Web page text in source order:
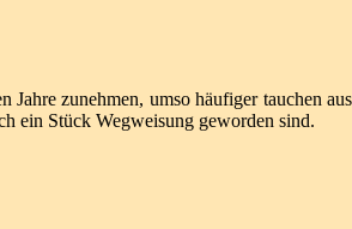
zunehmen, umso häufiger tauchen
ein Stück Wegweisung geworden sind.